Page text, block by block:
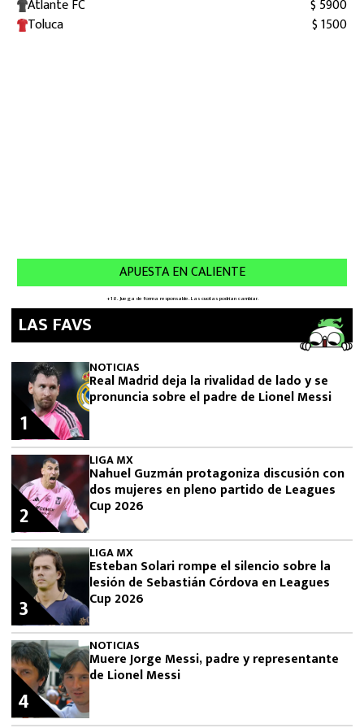
LAS FAVS
NOTICIAS
Real Madrid deja la rivalidad de lado y se
pronuncia sobre el padre de Lionel Messi
1
LIGA MX
Nahuel Guzmán protagoniza discusión con
dos mujeres en pleno partido de Leagues
Cup 2026
2
LIGA MX
Esteban Solari rompe el silencio sobre la
lesión de Sebastián Córdova en Leagues
Cup 2026
3
NOTICIAS
Muere Jorge Messi, padre y representante
de Lionel Messi
4